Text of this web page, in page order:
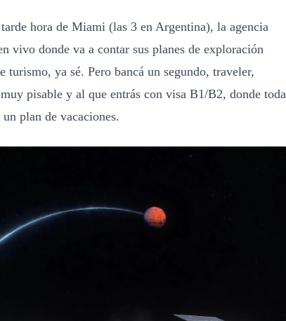
hora de Miami (las 3 en Argentina), la agencia
vivo donde va a contar sus planes de exploración
turismo, ya sé. Pero bancá un segundo, traveler,
pisable y al que entrás con visa B1/B2, donde toda
plan de vacaciones.